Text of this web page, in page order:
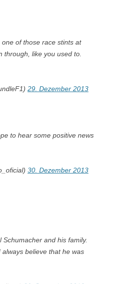
of those race stints at
through, like you used to.
29. Dezember 2013
to hear some positive news
30. Dezember 2013
and his family.
believe that he was